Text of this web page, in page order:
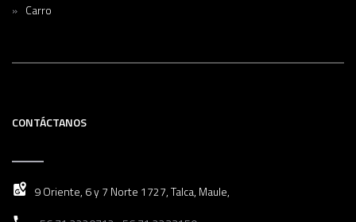
Carro
CONTÁCTANOS
9 Oriente, 6 y 7 Norte 1727, Talca, Maule,